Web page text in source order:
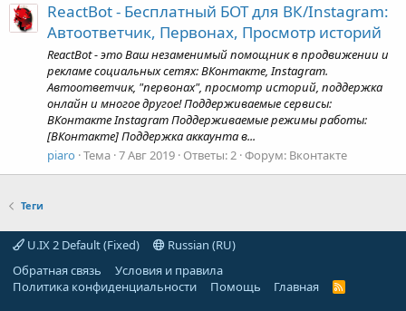
ReactBot - Бесплатный БОТ для ВК/Instagram:
Автоответчик, Первонах, Просмотр историй
ReactBot - это Ваш незаменимый помощник в продвижении и
рекламе социальных сетях: ВКонтакте, Instagram.
Автоответчик, "первонах", просмотр историй, поддержка
онлайн и многое другое! Поддерживаемые сервисы:
ВКонтакте Instagram Поддерживаемые режимы работы:
[ВКонтакте] Поддержка аккаунта в...
piaro Тема 7 Авг 2019 Ответы: 2 Форум: Вконтакте
Теги
U.IX 2 Default (Fixed)
Russian (RU)
Обратная связь
Условия и правила
Политика конфиденциальности
Помощь Главная
R